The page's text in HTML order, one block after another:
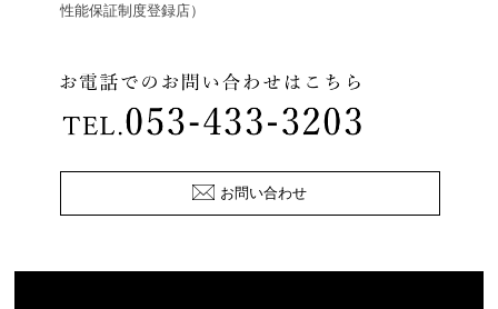
性能保証制度登録店）
お問い合わせ